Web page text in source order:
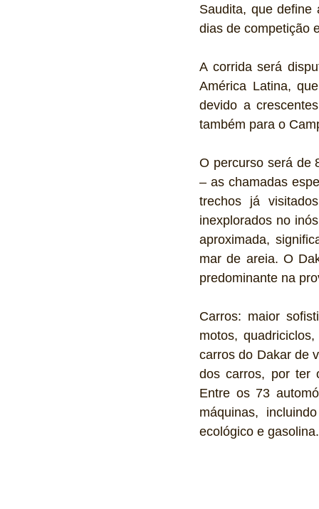
Saudita, que
dias de competição
A corrida será
América Latina,
devido a
também para o
O percurso será de
– as chamadas
trechos já
inexplorados no
aproximada,
mar de areia. O
predominante na
Carros: maior
motos,
carros do Dakar de
dos carros, por ter
Entre os 73
máquinas,
ecológico e gasolina.